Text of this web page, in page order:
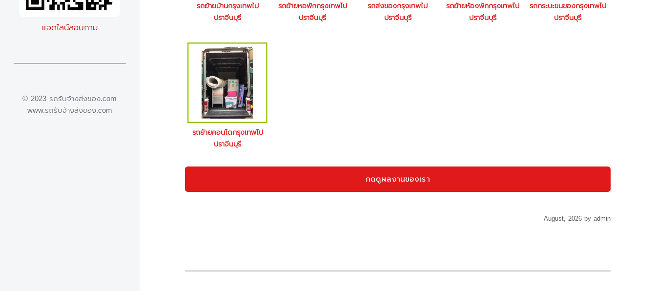
รถย้ายบ้านกรุงเทพไป
ปราจีนบุรี
รถย้ายหอพักกรุงเทพไป
ปราจีนบุรี
รถส่งของกรุงเทพไป
ปราจีนบุรี
รถย้ายห้องพักกรุงเทพไป
ปราจีนบุรี
รถกระบะขนของกรุงเทพไป
ปราจีนบุรี
รถย้ายคอนโดกรุงเทพไป
ปราจีนบุรี
กดดูผลงานของเรา
August, 2026 by admin
แอดไลน์สอบถาม
© 2023 รถรับจ้างส่งของ.com
www.รถรับจ้างส่งของ.com